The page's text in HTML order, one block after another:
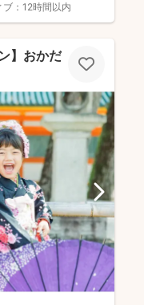
： 12時間以内
】おかだ けいた